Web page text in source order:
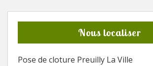
Nous localiser
Pose de cloture Preuilly La Ville